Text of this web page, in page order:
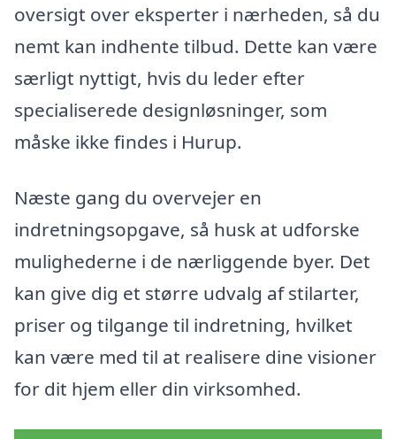
oversigt over eksperter i nærheden, så du
nemt kan indhente tilbud. Dette kan være
særligt nyttigt, hvis du leder efter
specialiserede designløsninger, som
måske ikke findes i Hurup.
Næste gang du overvejer en
indretningsopgave, så husk at udforske
mulighederne i de nærliggende byer. Det
kan give dig et større udvalg af stilarter,
priser og tilgange til indretning, hvilket
kan være med til at realisere dine visioner
for dit hjem eller din virksomhed.